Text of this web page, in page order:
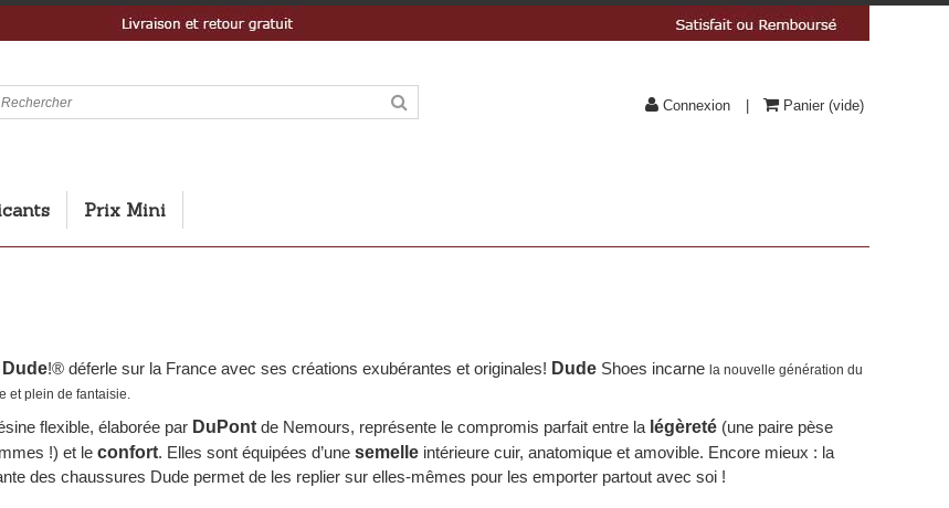
Prix Mini
Panier (vide)
Connexion
Dude!® déferle sur la France avec ses créations exubérantes et originales! Dude Shoes incarne la nouvelle génération du
et plein de fantaisie.
flexible, élaborée par DuPont de Nemours, représente le compromis parfait entre la légèreté (une paire pèse
!) et le confort. Elles sont équipées d’une semelle intérieure cuir, anatomique et amovible. Encore mieux : la
des chaussures Dude permet de les replier sur elles-mêmes pour les emporter partout avec soi !